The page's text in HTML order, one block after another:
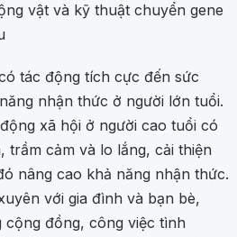
vật và kỹ thuật chuyển gene
tác động tích cực đến sức
nhận thức ở người lớn tuổi.
xã hội ở người cao tuổi có
trầm cảm và lo lắng, cải thiện
nâng cao khả năng nhận thức.
với gia đình và bạn bè,
cộng đồng, công việc tình